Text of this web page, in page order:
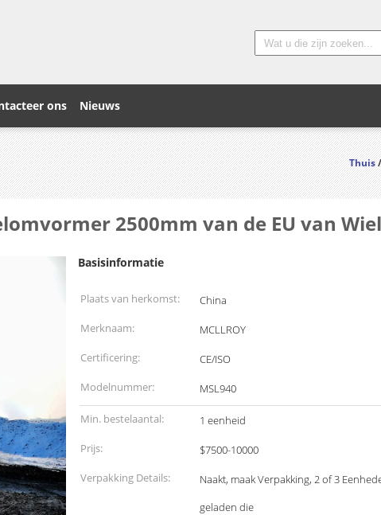
ons Nieuws
Thuis
2500mm van de EU van
Basisinformatie
Plaats van herkomst:
China
Merknaam:
MCLLROY
Certificering:
CE/ISO
Modelnummer:
MSL940
Min. bestelaantal:
1 eenheid
Prijs:
$7500-10000
Verpakking Details:
Naakt, maak Verpakking, 2 of 3
geladen die